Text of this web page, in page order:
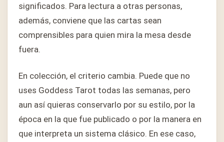
significados. Para lectura a otras personas,
además, conviene que las cartas sean
comprensibles para quien mira la mesa desde
fuera.
En colección, el criterio cambia. Puede que no
uses Goddess Tarot todas las semanas, pero
aun así quieras conservarlo por su estilo, por la
época en la que fue publicado o por la manera en
que interpreta un sistema clásico. En ese caso,